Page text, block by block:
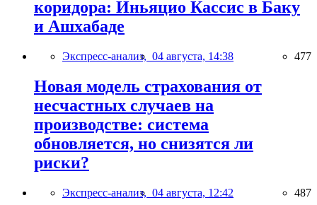
коридора: Иньяцио Кассис в Баку
и Ашхабаде
Экспресс-анализ, 04 августа, 14:38 477
Новая модель страхования от
несчастных случаев на
производстве: система
обновляется, но снизятся ли
риски?
Экспресс-анализ, 04 августа, 12:42 487